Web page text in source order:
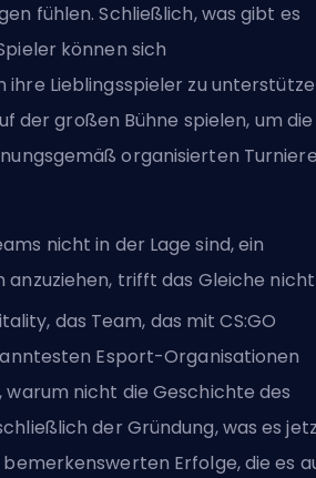
fühlen. Schließlich, was gibt es
können sich
ihre Lieblingsspieler zu
der großen Bühne spielen, um die
organisierten
nicht in der Lage sind,ein
anzuziehen, trifft das Gleiche nicht
das Team, das mit CS:GO
Esport-Organisationen
nicht die Geschichte des
der Gründung, was es
Erfolge, die es